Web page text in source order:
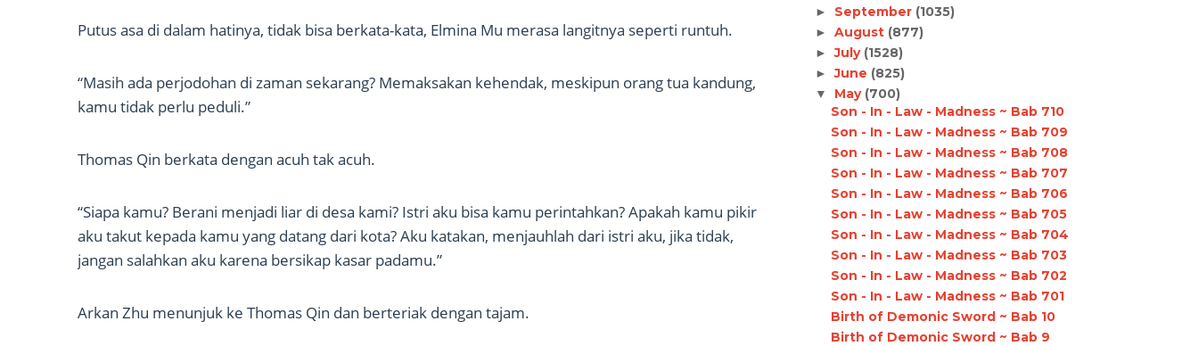
Putus asa di dalam hatinya, tidak bisa berkata-kata, Elmina Mu merasa langitnya seperti runtuh.
“Masih ada perjodohan di zaman sekarang? Memaksakan kehendak, meskipun orang tua kandung,
kamu tidak perlu peduli.”
Thomas Qin berkata dengan acuh tak acuh.
“Siapa kamu? Berani menjadi liar di desa kami? Istri aku bisa kamu perintahkan? Apakah kamu pikir
aku takut kepada kamu yang datang dari kota? Aku katakan, menjauhlah dari istri aku, jika tidak,
jangan salahkan aku karena bersikap kasar padamu.”
Arkan Zhu menunjuk ke Thomas Qin dan berteriak dengan tajam.
► September (1035)
► August (877)
►July (1528)
►June (825)
▼ May (700)
Son - In - Law - Madness ~ Bab 710
Son - In - Law - Madness ~ Bab 709
Son - In - Law - Madness ~ Bab 708
Son - In - Law - Madness ~ Bab 707
Son - In - Law - Madness ~ Bab 706
Son - In - Law - Madness ~ Bab 705
Son - In - Law - Madness ~ Bab 704
Son - In - Law - Madness ~ Bab 703
Son - In - Law - Madness ~ Bab 702
Son - In - Law - Madness ~ Bab 701
Birth of Demonic Sword ~ Bab 10
Birth of Demonic Sword ~ Bab 9